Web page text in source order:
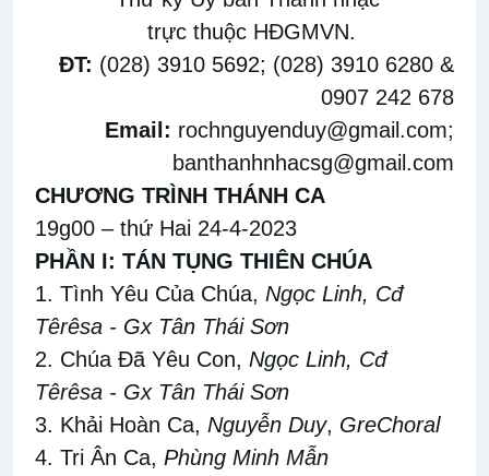
trực thuộc HĐGMVN.
ĐT: (028) 3910 5692; (028) 3910 6280 &
0907 242 678
Email: rochnguyenduy@gmail.com;
banthanhnhacsg@gmail.com
CHƯƠNG TRÌNH THÁNH CA
19g00 – thứ Hai 24-4-2023
PHẦN I: TÁN TỤNG THIÊN CHÚA
1. Tình Yêu Của Chúa, Ngọc Linh, Cđ
Têrêsa - Gx Tân Thái Sơn
2. Chúa Đã Yêu Con, Ngọc Linh, Cđ
Têrêsa - Gx Tân Thái Sơn
3. Khải Hoàn Ca, Nguyễn Duy­, GreChoral
4. Tri Ân Ca, Phùng Minh Mẫn